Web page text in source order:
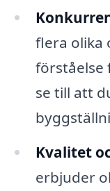
flera olika
förståelse
se till att
Kvalitet
erbjuder